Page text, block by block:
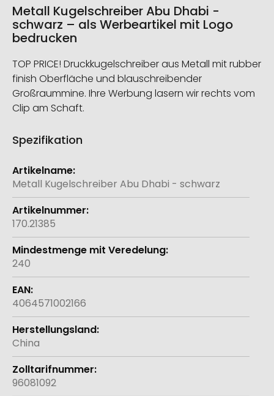
Metall Kugelschreiber Abu Dhabi -
schwarz – als Werbeartikel mit Logo
bedrucken
TOP PRICE! Druckkugelschreiber aus Metall mit rubber
finish Oberfläche und blauschreibender
Großraummine. Ihre Werbung lasern wir rechts vom
Clip am Schaft.
Spezifikation
Weitere
Informationen
Metall Kugelschreiber Abu Dhabi - schwarz
170.21385
240
4064571002166
China
96081092